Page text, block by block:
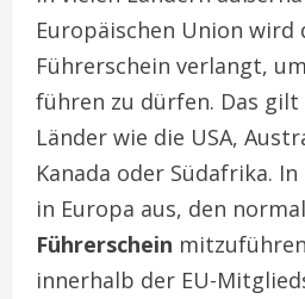
Europäischen Union
Führerschein verlangt,
führen zu dürfen. Das
Länder wie die USA,
Kanada oder Südafrika.
in Europa aus, den
Führerschein
innerhalb der EU-